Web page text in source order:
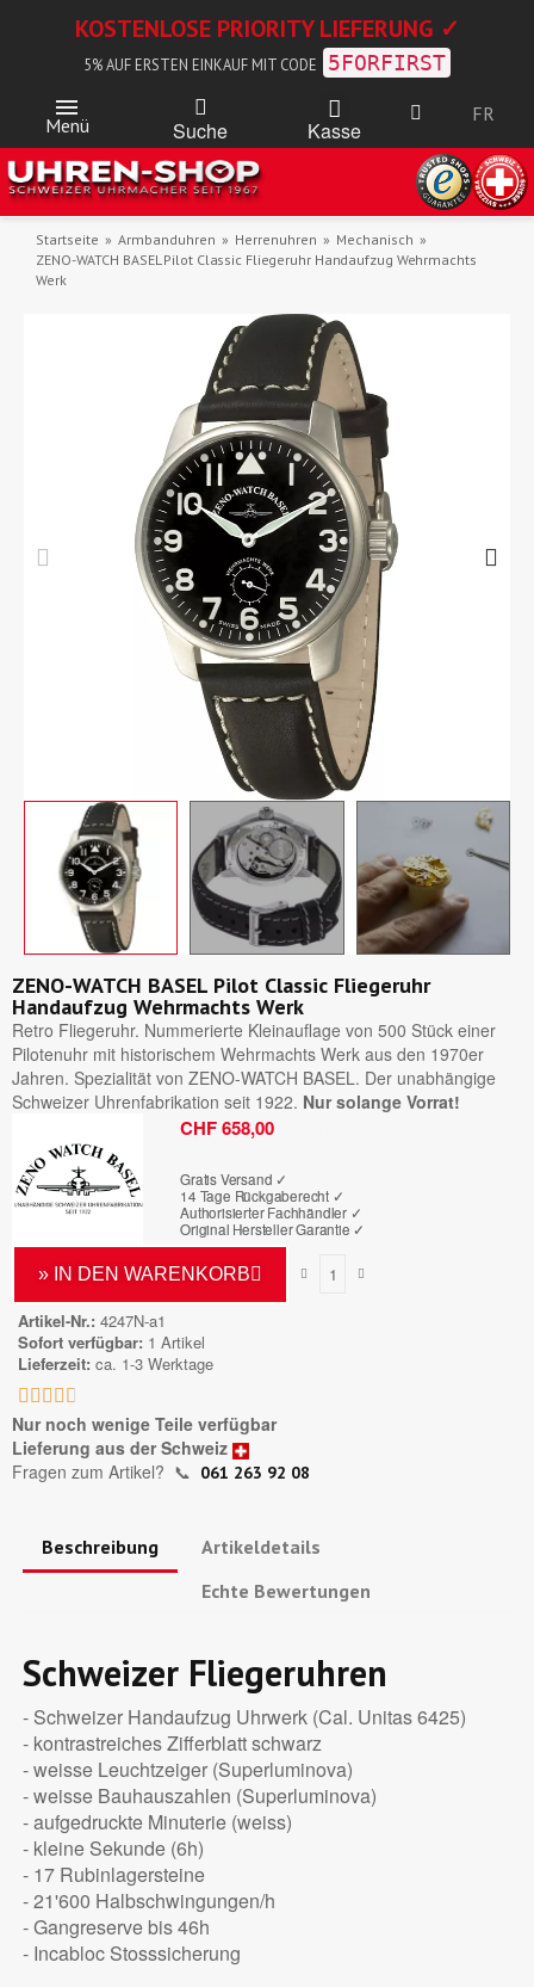
KOSTENLOSE PRIORITY LIEFERUNG ✓
5% AUF ERSTEN EINKAUF MIT CODE 5FORFIRST
Menü Suche Kasse
FR
Startseite Armbanduhren Herrenuhren
Mechanisch
ZENO-WATCH BASEL Pilot Classic Fliegeruhr Handaufzug Wehrmachts
Werk
ZENO-WATCH BASEL Pilot Classic Fliegeruhr
Handaufzug Wehrmachts Werk
Retro Fliegeruhr. Nummerierte Kleinauflage von 500 Stück einer
Pilotenuhr mit historischem Wehrmachts Werk aus den 1970er
Jahren. Spezialität von ZENO-WATCH BASEL. Der unabhängige
Schweizer Uhrenfabrikation seit 1922. Nur solange Vorrat!
CHF 658,00
Gratis Versand ✓
14 Tage Rückgaberecht ✓
Authorisierter Fachhändler ✓
Original Hersteller Garantie ✓
» IN DEN WARENKORB
Artikel-Nr. 4247N-a1
Sofort verfügbar 1 Artikel
Lieferzeit ca. 1-3 Werktage
    
Nur noch wenige Teile verfügbar
Lieferung aus der Schweiz
Fragen zum Artikel? 📞 061 263 92 08
Beschreibung
Artikeldetails
Echte Bewertungen
Schweizer Fliegeruhren
- Schweizer Handaufzug Uhrwerk (Cal. Unitas 6425)
- kontrastreiches Zifferblatt schwarz
- weisse Leuchtzeiger (Superluminova)
- weisse Bauhauszahlen (Superluminova)
- aufgedruckte Minuterie (weiss)
- kleine Sekunde (6h)
- 17 Rubinlagersteine
- 21'600 Halbschwingungen/h
- Gangreserve bis 46h
- Incabloc Stosssicherung